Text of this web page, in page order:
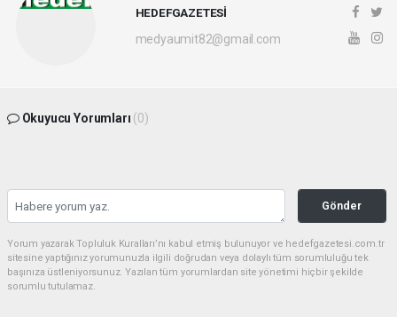
HEDEFGAZETESİ
medyaumit82@gmail.com
Okuyucu Yorumları (0)
Gönder
Yorum yazarak Topluluk Kuralları’nı kabul etmiş bulunuyor ve hedefgazetesi.com.tr
sitesine yaptığınız yorumunuzla ilgili doğrudan veya dolaylı tüm sorumluluğu tek
başınıza üstleniyorsunuz. Yazılan tüm yorumlardan site yönetimi hiçbir şekilde
sorumlu tutulamaz.